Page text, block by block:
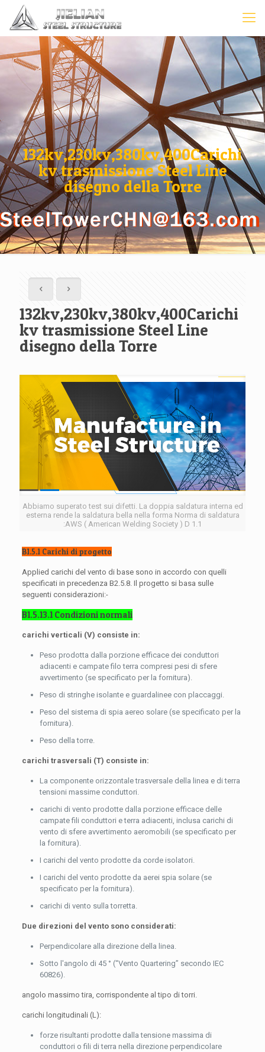
132kv,230kv,380kv,400Carichi
kv trasmissione Steel Line
disegno della Torre
132kv,230kv,380kv,400Carichi
kv trasmissione Steel Line
disegno della Torre
Abbiamo superato test sui difetti. La doppia saldatura interna ed
esterna rende la saldatura bella nella forma Norma di saldatura
:AWS ( American Welding Society ) D 1.1
B1.5.1 Carichi di progetto
Applied carichi del vento di base sono in accordo con quelli
specificati in precedenza B2.5.8. Il progetto si basa sulle
seguenti considerazioni:-
B1.5.13.1 Condizioni normali
carichi verticali (V) consiste in:
Peso prodotta dalla porzione efficace dei conduttori
adiacenti e campate filo terra compresi pesi di sfere
avvertimento (se specificato per la fornitura).
Peso di stringhe isolante e guardalinee con placcaggi.
Peso del sistema di spia aereo solare (se specificato per la
fornitura).
Peso della torre.
carichi trasversali (T) consiste in:
La componente orizzontale trasversale della linea e di terra
tensioni massime conduttori.
carichi di vento prodotte dalla porzione efficace delle
campate fili conduttori e terra adiacenti, inclusa carichi di
vento di sfere avvertimento aeromobili (se specificato per
la fornitura).
I carichi del vento prodotte da corde isolatori.
I carichi del vento prodotte da aerei spia solare (se
specificato per la fornitura).
carichi di vento sulla torretta.
Due direzioni del vento sono considerati:
Perpendicolare alla direzione della linea.
Sotto l'angolo di 45 ° (“Vento Quartering” secondo IEC
60826).
angolo massimo tira, corrispondente al tipo di torri.
carichi longitudinali (L):
forze risultanti prodotte dalla tensione massima di
conduttori o fili di terra nella direzione perpendicolare